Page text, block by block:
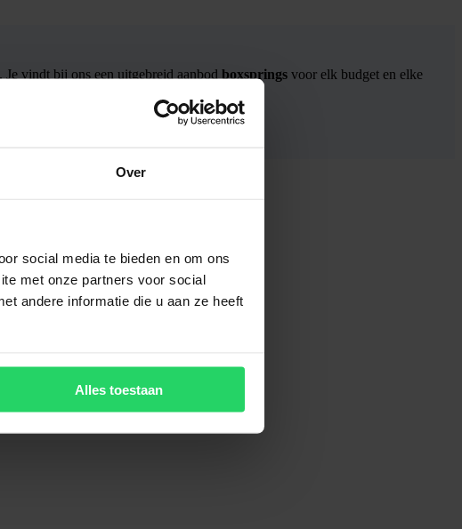
Over
social media te bieden en om ons
met onze partners voor social
andere informatie die u aan ze heeft
Alles toestaan
vindt bij ons een uitgebreid aanbod boxsprings voor elk budget en elke